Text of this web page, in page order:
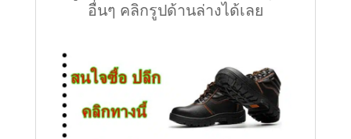
อื่นๆ คลิกรูปด้านล่างได้เลย